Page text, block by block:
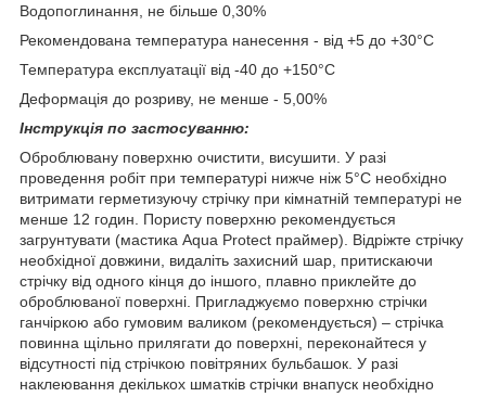
Водопоглинання, не більше 0,30%
Рекомендована температура нанесення - від +5 до +30°С
Температура експлуатації від -40 до +150°С
Деформація до розриву, не менше - 5,00%
Інструкція по застосуванню:
Оброблювану поверхню очистити, висушити. У разі
проведення робіт при температурі нижче ніж 5°С необхідно
витримати герметизуючу стрічку при кімнатній температурі не
менше 12 годин. Пористу поверхню рекомендується
загрунтувати (мастика Aqua Protect праймер). Відріжте стрічку
необхідної довжини, видаліть захисний шар, притискаючи
стрічку від одного кінця до іншого, плавно приклейте до
оброблюваної поверхні. Пригладжуємо поверхню стрічки
ганчіркою або гумовим валиком (рекомендується) – стрічка
повинна щільно прилягати до поверхні, переконайтеся у
відсутності під стрічкою повітряних бульбашок. У разі
наклеювання декількох шматків стрічки внапуск необхідно